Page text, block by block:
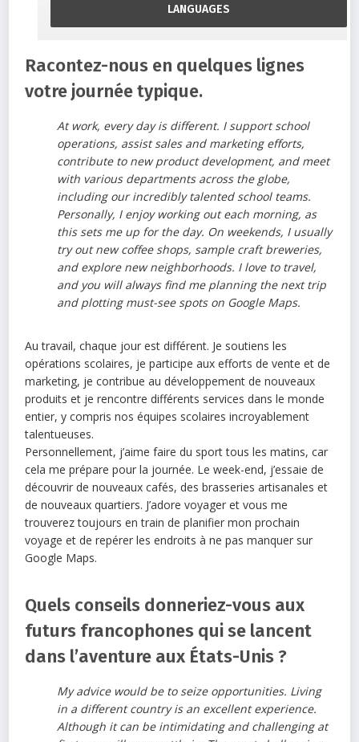
LANGUAGES
Racontez-nous en quelques lignes
votre journée typique.
At work, every day is different. I support school
operations, assist sales and marketing efforts,
contribute to new product development, and meet
with various departments across the globe,
including our incredibly talented school teams.
Personally, I enjoy working out each morning, as
this sets me up for the day. On weekends, I usually
try out new coffee shops, sample craft breweries,
and explore new neighborhoods. I love to travel,
and you will always find me planning the next trip
and plotting must-see spots on Google Maps.
Au travail, chaque jour est différent. Je soutiens les
opérations scolaires, je participe aux efforts de vente et de
marketing, je contribue au développement de nouveaux
produits et je rencontre différents services dans le monde
entier, y compris nos équipes scolaires incroyablement
talentueuses.
Personnellement, j’aime faire du sport tous les matins, car
cela me prépare pour la journée. Le week-end, j’essaie de
découvrir de nouveaux cafés, des brasseries artisanales et
de nouveaux quartiers. J’adore voyager et vous me
trouverez toujours en train de planifier mon prochain
voyage et de repérer les endroits à ne pas manquer sur
Google Maps.
Quels conseils donneriez-vous aux
futurs francophones qui se lancent
dans l’aventure aux États-Unis ?
My advice would be to seize opportunities. Living
in a different country is an excellent experience.
Although it can be intimidating and challenging at